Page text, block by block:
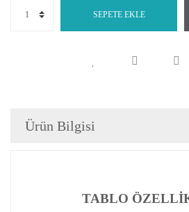
SEPETE EKLE
Ürün Bilgisi
TABLO